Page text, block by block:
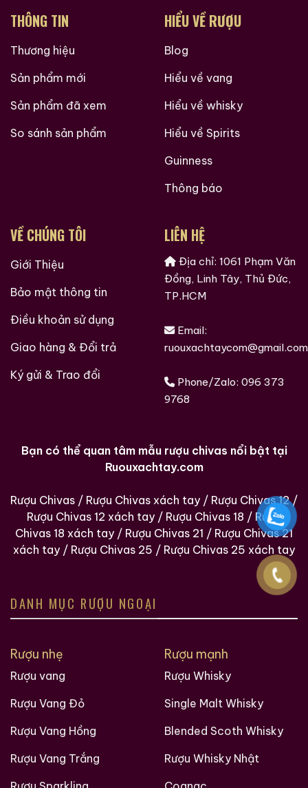
THÔNG TIN
Thương hiệu
Sản phẩm mới
Sản phẩm đã xem
So sánh sản phẩm
HIỂU VỀ RƯỢU
Blog
Hiểu về vang
Hiểu về whisky
Hiểu về Spirits
Guinness
Thông báo
VỀ CHÚNG TÔI
Giới Thiệu
Bảo mật thông tin
Điều khoản sử dụng
Giao hàng & Đổi trả
Ký gửi & Trao đổi
LIÊN HỆ
Địa chỉ: 1061 Phạm Văn
Đồng, Linh Tây, Thủ Đức,
TP.HCM
Email:
ruouxachtaycom@gmail.com
Phone/Zalo: 096 373
9768
Bạn có thể quan tâm mẫu rượu chivas nổi bật tại
Ruouxachtay.com
Rượu Chivas / Rượu Chivas xách tay / Rượu Chivas 12/
Rượu Chivas 12 xách tay / Rượu Chivas 18 / Rượu
Chivas 18 xách tay / Rượu Chivas 21 / Rượu Chivas 21
xách tay / Rượu Chivas 25 / Rượu Chivas 25 xách tay
DANH MỤC RƯỢU NGOẠI
Rượu nhẹ
Rượu vang
Rượu Vang Đỏ
Rượu Vang Hồng
Rượu Vang Trắng
Rượu mạnh
Rượu Whisky
Single Malt Whisky
Blended Scoth Whisky
Rượu Whisky Nhật